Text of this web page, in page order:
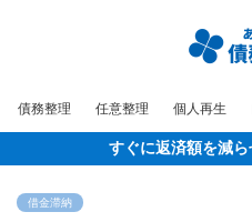
債務整理 任意整理 個人再生
すぐに返済額を減
借金滞納